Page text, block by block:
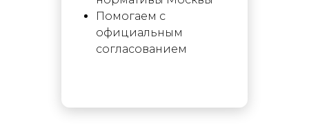
Помогаем с
официальным
согласованием